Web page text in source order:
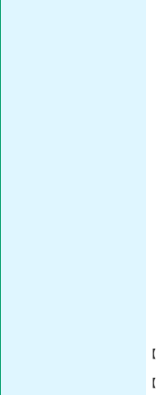
【
【